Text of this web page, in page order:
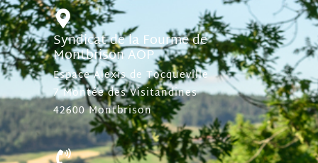
Syndicat de la Fourme de
Montbrison AOP
Espace Alexis de Tocqueville
7 Montée des Visitandines
42600 Montbrison